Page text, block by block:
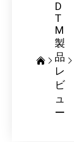
D
T
M
製
品
レ
ビ
ュ
ー